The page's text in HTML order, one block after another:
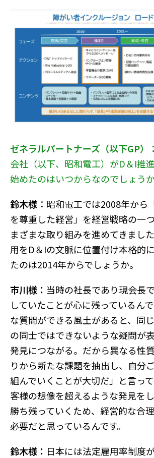
ゼネラルパートナーズ（以下GP）：
会社（以下、昭和電工）がD＆I推
始めたのはいつからなのでしょう
鈴木様 ：昭和電工では2008年から
を尊重した経営」を経営戦略の一
まざまな取り組みを進めてきまし
用をD＆Iの文脈に位置付け本格的
たのは2014年からでしょうか。
市川様： 当時の社長であり現会長
していたことが心に残っているん
な質問ができる風土があると、同
の同士ではできないような疑問が
発見につながる。だから異なる性
りから新たな課題を抽出し、自分
組んでいくことが大切だ」と言っ
客様の想像を超えるような発見を
勝ち残っていくため、経営的な合
必要だと思っているんです。
鈴木様： 日本には法定雇用率制度